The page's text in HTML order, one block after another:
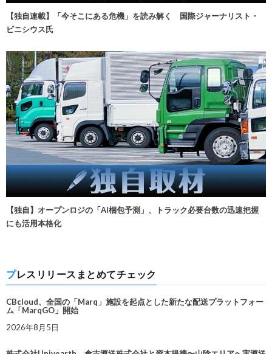
【独自連載】「今そこにある危機」を読み解く 国際ジャーナリスト・
ビニシウス氏
【独自】オープンロジの「AI梱包予測」、トラック必要台数の迅速把握
にも活用本格化
プレスリリースまとめてチェック
CBcloud、全国の「Marq」施設を起点とした新たな配送プラットフォー
ム「MarqGO」開始
2026年8月5日